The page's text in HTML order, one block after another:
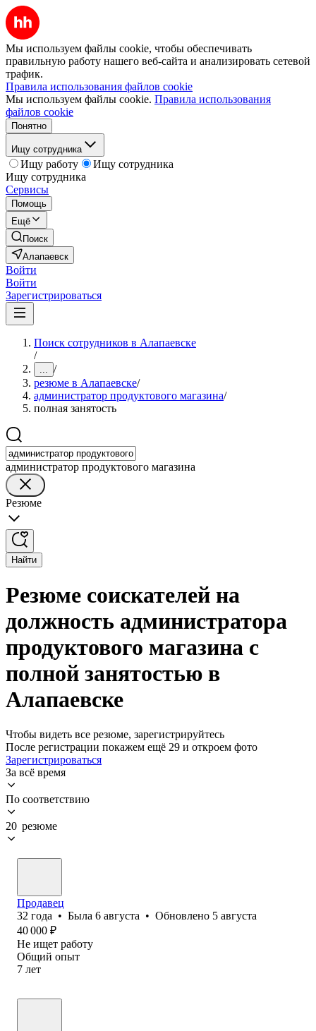
Мы используем файлы cookie, чтобы обеспечивать
правильную работу нашего веб-сайта и анализировать сетевой
трафик.
Правила использования файлов cookie
Мы используем файлы cookie. Правила использования
файлов cookie
Понятно
Ищу сотрудника
Ищу работу
Ищу сотрудника
Ищу сотрудника
Сервисы
Помощь
Ещё
Поиск
Алапаевск
Войти
Войти
Зарегистрироваться
Поиск сотрудников в Алапаевске
/
... /
резюме в Алапаевске/
администратор продуктового магазина/
полная занятость
администратор продуктового магазина
Резюме
Найти
Резюме соискателей на
должность администратора
продуктового магазина с
полной занятостью в
Алапаевске
Чтобы видеть все резюме, зарегистрируйтесь
После регистрации покажем ещё 29 и откроем фото
Зарегистрироваться
За всё время
По соответствию
20 резюме
Продавец
32 года • Была 6 августа • Обновлено 5 августа
40 000 ₽
Не ищет работу
Общий опыт
7 лет